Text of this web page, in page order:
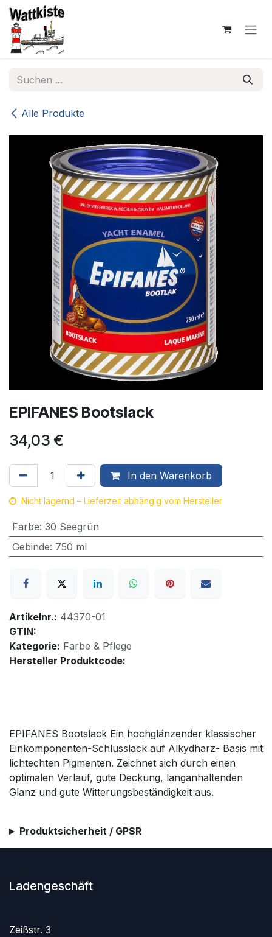
Zum Inhalt springen
Alle Produkte
EPIFANES Bootslack
34,03 €
In den Warenkorb
Nicht lagernd – Lieferzeit abhängig vom Hersteller
Farbe: 30 Seegrün
Gebinde: 750 ml
Artikelnr.: 44370-01
GTIN:
Kategorie: Farbe & Pflege
Hersteller Produktcode:
EPIFANES Bootslack Ein hochglänzender klassischer
Einkomponenten-Schlusslack auf Alkydharz- Basis mit
lichtechten Pigmenten. Zeichnet sich durch einen
optimalen Verlauf, gute Deckung, langanhaltenden
Glanz und gute Witterungsbeständigkeit aus.
Produktsicherheit / GPSR
Ladengeschäft
Zeißstr. 3